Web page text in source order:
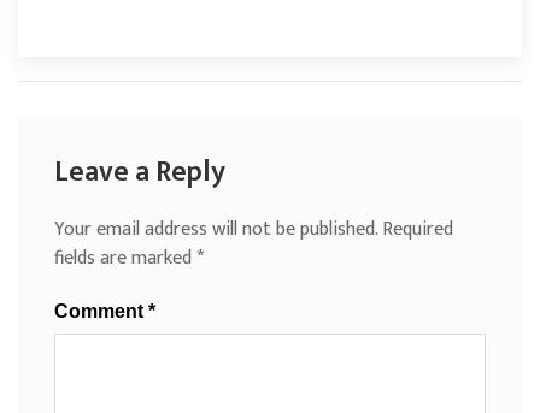
Leave a Reply
Your email address will not be published.Required
fields are marked*
Comment *